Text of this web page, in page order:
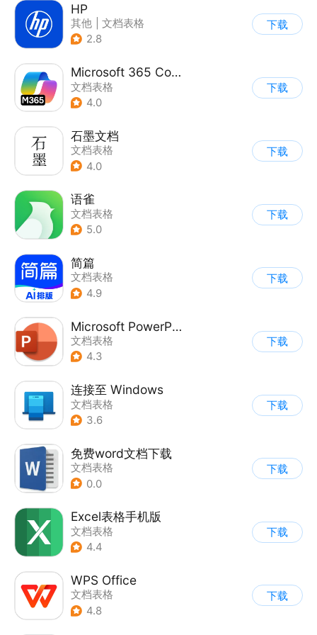
HP
其他
文档表格
2.8
下载
Microsoft 365 Copilot
文档表格
4.0
下载
石墨文档
文档表格
4.0
下载
语雀
文档表格
5.0
下载
简篇
文档表格
4.9
下载
Microsoft PowerPoint
文档表格
4.3
下载
连接至 Windows
文档表格
3.6
下载
免费word文档下载
文档表格
0.0
下载
Excel表格手机版
文档表格
4.4
下载
WPS Office
文档表格
4.8
下载